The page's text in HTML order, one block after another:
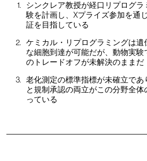
シンクレア教授が経口リプログ
験を計画し、Xプライズ参加を通
証を目指している
ケミカル・リプログラミングは遺
な細胞到達が可能だが、動物実験
のトレードオフが未解決のままだ
老化測定の標準指標が未確立であ
と規制承認の両立がこの分野全体
っている